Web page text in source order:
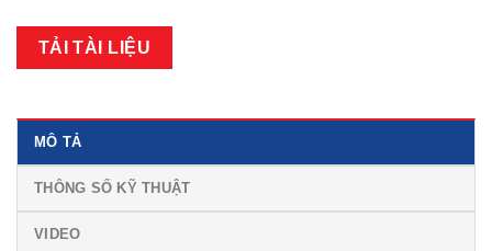
TẢI TÀI LIỆU
MÔ TẢ
THÔNG SỐ KỸ THUẬT
VIDEO